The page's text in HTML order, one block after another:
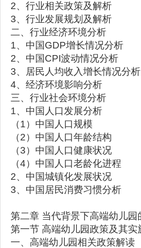
2、行业相关政策及解析
3、行业发展规划及解析
二、行业经济环境分析
1、中国GDP增长情况分析
2、中国CPI波动情况分析
3、居民人均收入增长情况分析
4、经济环境影响分析
三、行业社会环境分析
1、中国人口发展分析
（1）中国人口规模
（2）中国人口年龄结构
（3）中国人口健康状况
（4）中国人口老龄化进程
2、中国城镇化发展状况
3、中国居民消费习惯分析
第二章 当代背景下高端幼儿园
第一节 高端幼儿园政策及其实
一、高端幼儿园相关政策解读